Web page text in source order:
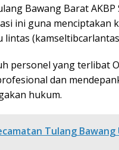
Bawang Barat AKBP
ini guna menciptakan
personel yang terlibat
dan
hukum.
Tulang